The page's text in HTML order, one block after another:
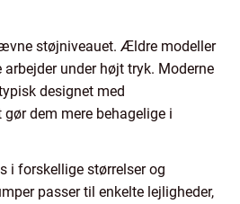
støjniveauet. Ældre modeller
under højt tryk. Moderne
designet med
dem mere behagelige i
i forskellige størrelser og
passer til enkelte lejligheder,